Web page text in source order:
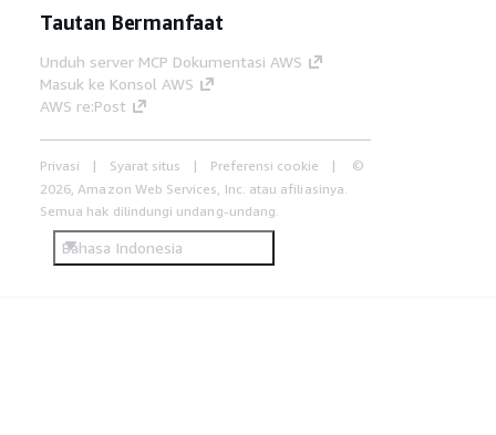
Tautan Bermanfaat
Unduh server MCP Dokumentasi AWS
Masuk ke Konsol AWS
AWS re:Post
Privasi Syarat situs Preferensi cookie
©
2026, Amazon Web Services, Inc. atau afiliasinya.
Semua hak dilindungi undang-undang.
Bahasa Indonesia